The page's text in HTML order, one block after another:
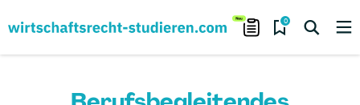
0